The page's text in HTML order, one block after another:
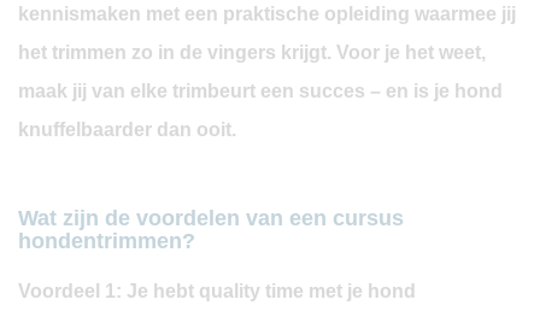
kennismaken met een praktische opleiding waarmee jij
het trimmen zo in de vingers krijgt. Voor je het weet,
maak jij van elke trimbeurt een succes – en is je hond
knuffelbaarder dan ooit.
Wat zijn de voordelen van een cursus
hondentrimmen?
Voordeel 1: Je hebt quality time met je hond